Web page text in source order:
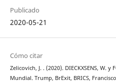
Publicado
2020-05-21
Cómo citar
Zelicovich, J. . (2020). DIECKXSENS, W. y
Mundial. Trump, BrExit, BRICS,